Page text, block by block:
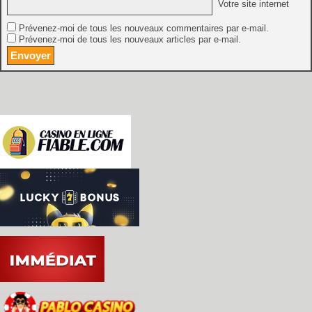
Votre site internet
Prévenez-moi de tous les nouveaux commentaires par e-mail.
Prévenez-moi de tous les nouveaux articles par e-mail.